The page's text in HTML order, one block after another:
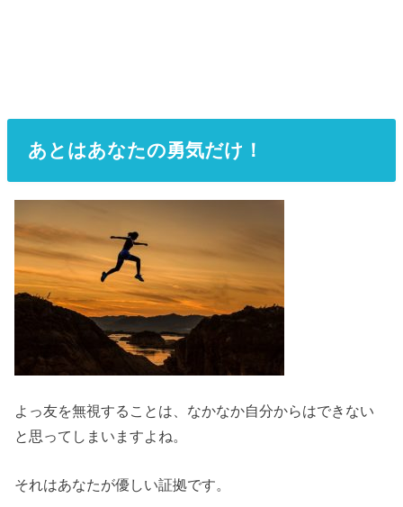
あとはあなたの勇気だけ！
よっ友を無視することは、なかなか自分からはできない
と思ってしまいますよね。
それはあなたが優しい証拠です。